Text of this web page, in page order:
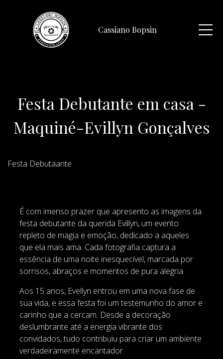
Cassiano Bopsin
Festa Debutante em casa -
Maquiné-Evillyn Gonçalves
Festa Debutaante
É com imenso prazer que apresento as imagens da
festa debutante da querida Evillyn, um evento
repleto de magia e emoção, dedicado a aqueles
que ela mais ama. Cada fotografia captura a
essência de uma noite inesquecível, marcada por
sorrisos, abraços e momentos de pura alegria.
Aos 15 anos, Evellyn entrou em uma nova fase de
sua vida, e essa festa foi um testemunho do amor e
carinho que a cercam. Desde a decoração
deslumbrante até a energia vibrante dos
convidados, tudo contribuiu para criar um ambiente
verdadeiramente encantador.